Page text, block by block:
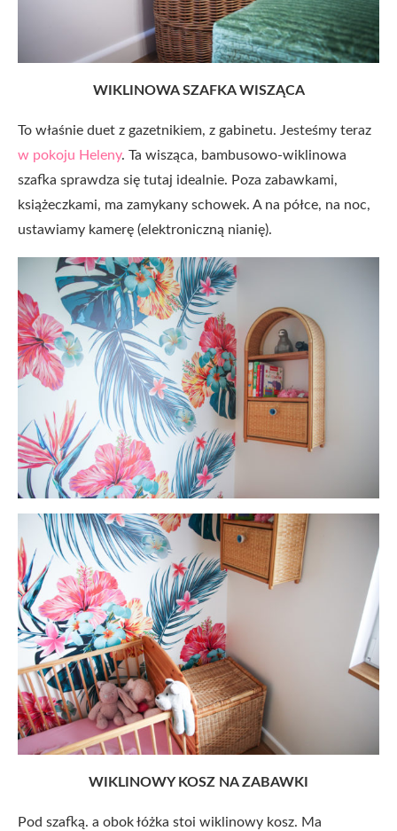
WIKLINOWA SZAFKA WISZĄCA
To właśnie duet z gazetnikiem, z gabinetu. Jesteśmy teraz
w pokoju Heleny. Ta wisząca, bambusowo-wiklinowa
szafka sprawdza się tutaj idealnie. Poza zabawkami,
książeczkami, ma zamykany schowek. A na półce, na noc,
ustawiamy kamerę (elektroniczną nianię).
WIKLINOWY KOSZ NA ZABAWKI
Pod szafką. a obok łóżka stoi wiklinowy kosz. Ma